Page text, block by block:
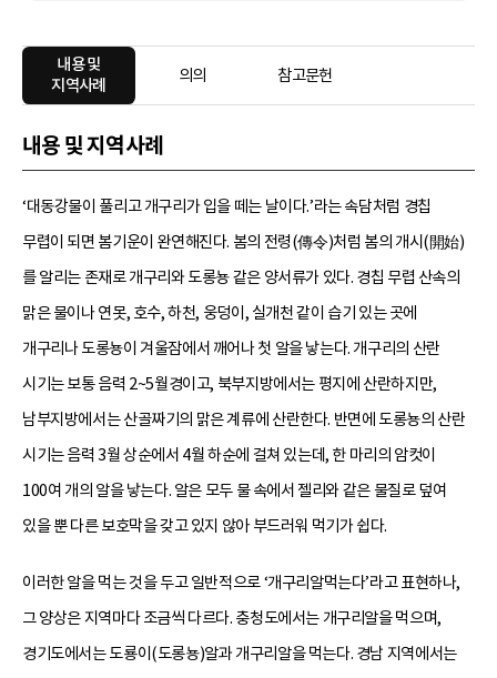
내용 및
지역사례
의의 참고문헌
내용 및 지역사례
‘대동강물이 풀리고 개구리가 입을 떼는 날이다.’라는 속담처럼 경칩
무렵이 되면 봄기운이 완연해진다. 봄의 전령(傳令)처럼 봄의 개시(開始)
를 알리는 존재로 개구리와 도롱뇽 같은 양서류가 있다. 경칩 무렵 산속의
맑은 물이나 연못, 호수, 하천, 웅덩이, 실개천 같이 습기 있는 곳에
개구리나 도롱뇽이 겨울잠에서 깨어나 첫 알을 낳는다. 개구리의 산란
시기는 보통 음력 2~5월경이고, 북부지방에서는 평지에 산란하지만,
남부지방에서는 산골짜기의 맑은 계류에 산란한다. 반면에 도롱뇽의 산란
시기는 음력 3월 상순에서 4월 하순에 걸쳐 있는데, 한 마리의 암컷이
100여 개의 알을 낳는다. 알은 모두 물 속에서 젤리와 같은 물질로 덮여
있을 뿐 다른 보호막을 갖고 있지 않아 부드러워 먹기가 쉽다.
이러한 알을 먹는 것을 두고 일반적으로 ‘개구리알먹는다’라고 표현하나,
그 양상은 지역마다 조금씩 다르다. 충청도에서는 개구리알을 먹으며,
경기도에서는 도룡이(도롱뇽)알과 개구리알을 먹는다. 경남 지역에서는